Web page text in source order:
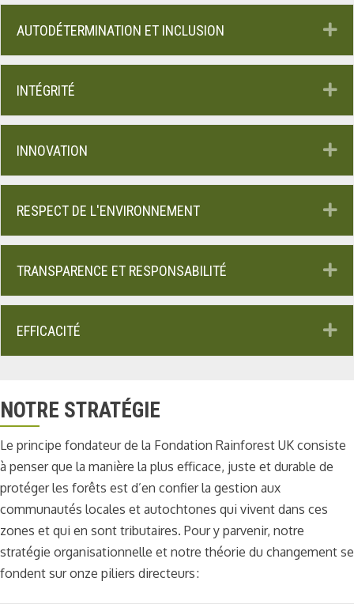
AUTODÉTERMINATION ET INCLUSION
INTÉGRITÉ
INNOVATION
RESPECT DE L'ENVIRONNEMENT
TRANSPARENCE ET RESPONSABILITÉ
EFFICACITÉ
NOTRE STRATÉGIE
Le principe fondateur de la Fondation Rainforest UK consiste
à penser que la manière la plus efficace, juste et durable de
protéger les forêts est d’en confier la gestion aux
communautés locales et autochtones qui vivent dans ces
zones et qui en sont tributaires. Pour y parvenir, notre
stratégie organisationnelle et notre théorie du changement se
fondent sur onze piliers directeurs :